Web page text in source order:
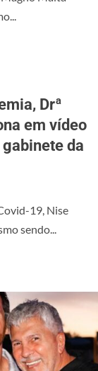
Drª
em vídeo
da
19, Nise
sendo...